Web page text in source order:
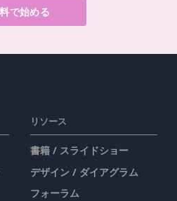
で始める
リソース
書籍 / スライドショー
デザイン / ダイアグラム
フォーラム